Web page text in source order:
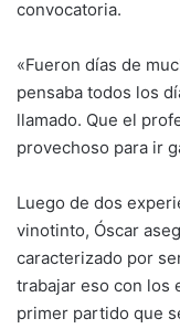
convocatoria.
«Fueron días de
pensaba todos los
llamado. Que el
provechoso para ir
Luego de dos
vinotinto, Óscar
caracterizado por
trabajar eso con los
primer partido que